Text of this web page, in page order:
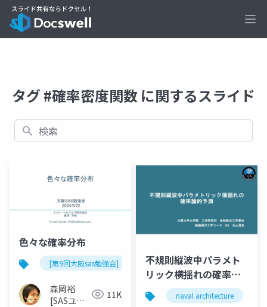
タグ #確率密度関数 に関するスライド
検索
色々な確率分布
[第9回大阪sas勉強会]
森岡裕
[SASユー
11K
不規則縦波中パラメト
リック横揺れの確率論
的予測naval architecture